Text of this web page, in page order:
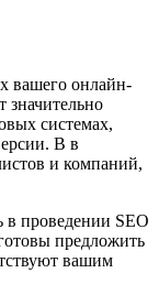
вашего онлайн-
значительно
системах,
В в
и компаний,
проведении SEO
предложить
вашим